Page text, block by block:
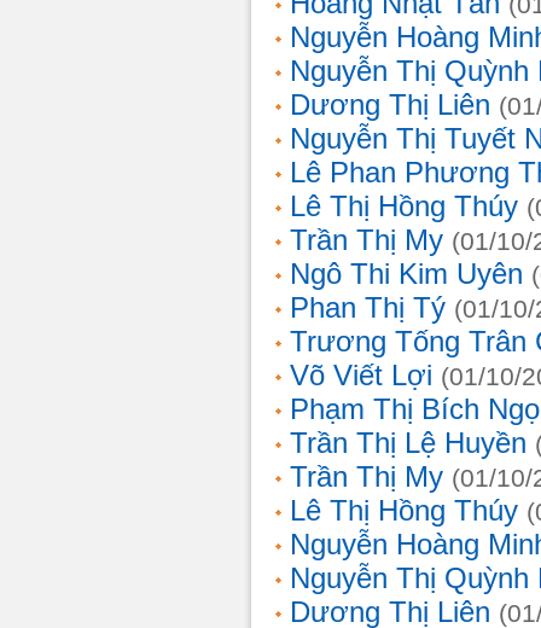
Nguyễn Hoàng
Nguyễn Thị Quỳnh
Dương Thị Liên
Nguyễn Thị Tuyết
Lê Phan Phương
Lê Thị Hồng Thúy
Trần Thị My (01/10/
Ngô Thi Kim Uyên
Phan Thị Tý (01/
Trương Tống Trân
Võ Viết Lợi (01/10/
Phạm Thị Bích
Trần Thị Lệ Huyền
Trần Thị My (01/10/
Lê Thị Hồng Thúy
Nguyễn Hoàng
Nguyễn Thị Quỳnh
Dương Thị Liên